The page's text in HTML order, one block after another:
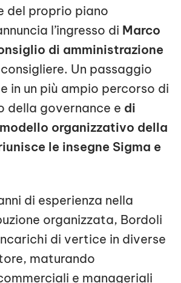
del proprio piano
l’ingresso di Marco
di amministrazione
Un passaggio
in un più ampio percorso di
della governance e di
organizzativo della
le insegne Sigma e
di esperienza nella
organizzata, Bordoli
di vertice in diverse
maturando
e manageriali